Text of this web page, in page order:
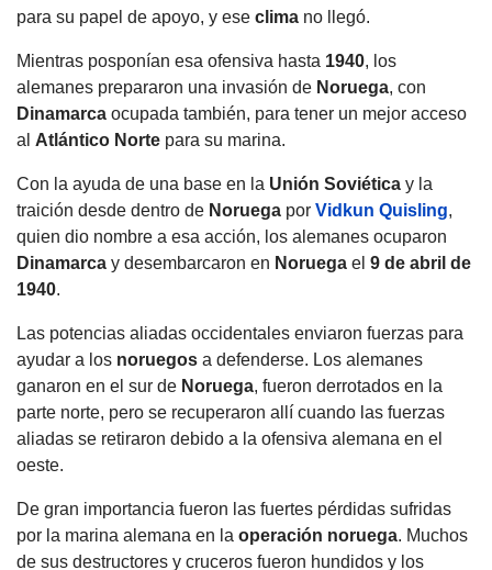
para su papel de apoyo, y ese clima no llegó.
Mientras posponían esa ofensiva hasta 1940, los
alemanes prepararon una invasión de Noruega, con
Dinamarca ocupada también, para tener un mejor acceso
al Atlántico Norte para su marina.
Con la ayuda de una base en la Unión Soviética y la
traición desde dentro de Noruega por Vidkun Quisling,
quien dio nombre a esa acción, los alemanes ocuparon
Dinamarca y desembarcaron en Noruega el 9 de abril de
1940.
Las potencias aliadas occidentales enviaron fuerzas para
ayudar a los noruegos a defenderse. Los alemanes
ganaron en el sur de Noruega, fueron derrotados en la
parte norte, pero se recuperaron allí cuando las fuerzas
aliadas se retiraron debido a la ofensiva alemana en el
oeste.
De gran importancia fueron las fuertes pérdidas sufridas
por la marina alemana en la operación noruega. Muchos
de sus destructores y cruceros fueron hundidos y los